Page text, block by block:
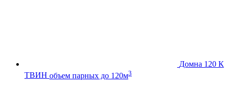
Домна 120 К
ТВИН объем парных до 120м3